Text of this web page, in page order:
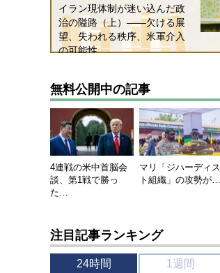
イラン現体制が迷い込んだ政
治の隘路（上）――欠ける展
望、失われる秩序、米軍介入
の可能性
無料公開中の記事
4連戦の米中首脳会
談、第1戦で勝っ
た…
マリ「ジハーディス
ト組織」の攻勢が…
注目記事ランキング
24時間 1週間